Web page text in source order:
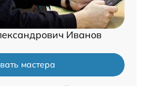
Иванов
мастера